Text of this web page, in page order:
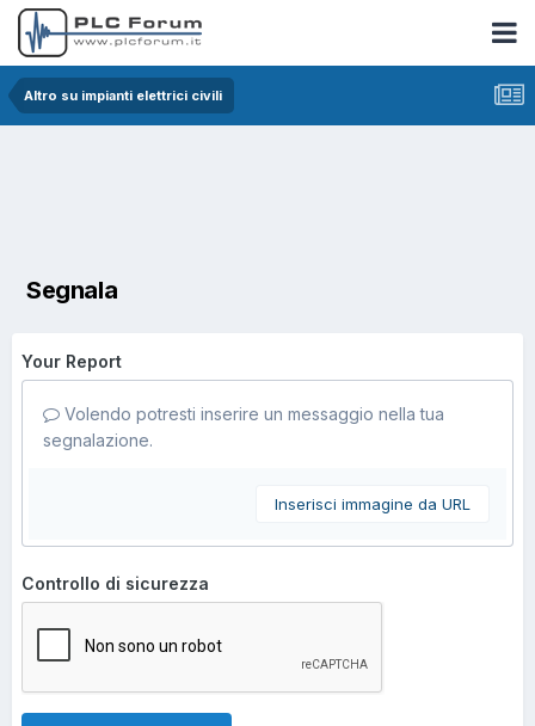
Altro su impianti elettrici civili
Segnala
Your Report
Volendo potresti inserire un messaggio nella tua
segnalazione.
Inserisci immagine da URL
Controllo di sicurezza